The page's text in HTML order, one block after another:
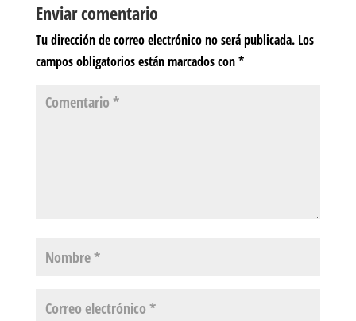
Enviar comentario
Tu dirección de correo electrónico no será publicada. Los
campos obligatorios están marcados con*